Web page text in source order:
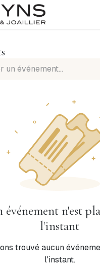
événement n'est
l'instant
trouvé aucun
l'instant.